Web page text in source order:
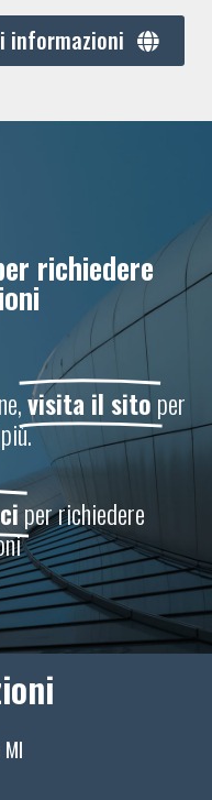
informazioni
richiedere
visita il sitoper
per richiedere